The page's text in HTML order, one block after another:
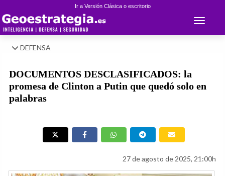
Ir a Versión Clásica o escritorio
Toggle
DEFENSA
DOCUMENTOS DESCLASIFICADOS: la
promesa de Clinton a Putin que quedó solo en
palabras
27 de agosto de 2025, 21:00h